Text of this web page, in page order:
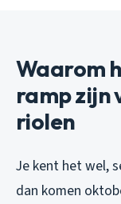
Waarom
ramp zijn
riolen
Je kent het wel,
dan komen